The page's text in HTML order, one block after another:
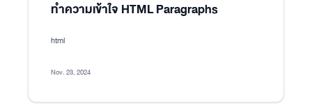
ทำความเข้าใจ HTML Paragraphs
html
Nov. 23, 2024